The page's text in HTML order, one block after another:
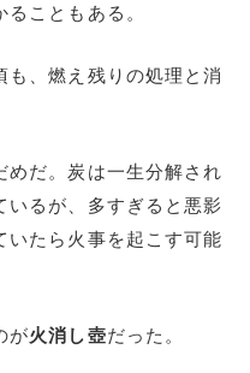
こともある。
、燃え残りの処理と消
めだ。炭は一生分解され
いるが、多すぎると悪影
いたら火事を起こす可能
が火消し壺だった。